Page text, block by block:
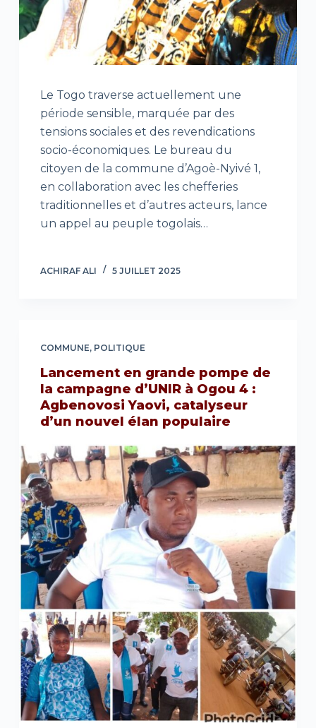
Le Togo traverse actuellement une
période sensible, marquée par des
tensions sociales et des revendications
socio-économiques. Le bureau du
citoyen de la commune d’Agoè-Nyivé 1,
en collaboration avec les chefferies
traditionnelles et d’autres acteurs, lance
un appel au peuple togolais…
ACHIRAF ALI 5 JUILLET 2025
COMMUNE, POLITIQUE
Lancement en grande pompe de
la campagne d’UNIR à Ogou 4 :
Agbenovosi Yaovi, catalyseur
d’un nouvel élan populaire